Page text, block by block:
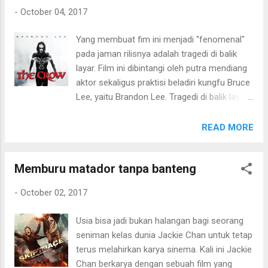
membuat penasaran seperti apa film ini.
Movielitas. Dikisahkan awal mula misi cerita
adalah ketika Superman tidak bisa lagi
terbang. Lalu muncul para pengganti
Superman. Yang membuat bingung adalah
misi para pengganti Superman dan musuh
menghadapi Joker, tapi ternyata bukan.
Moone. Jika disimak, kekuatan El Diablo
dengan tangan apinya, sepertinya suda...
- October 04, 2017
Yang membuat fim ini menjadi "fenomenal"
pada jaman rilisnya adalah tragedi di balik
layar. Film ini dibintangi oleh putra mendiang
aktor sekaligus praktisi beladiri kungfu Bruce
Lee, yaitu Brandon Lee. Tragedi di balik layar
mengakibatkan Brandon Lee meninggal
di permulaan film. Di luar penggunaan stunt-
Eric Draven yang "ditinggalkan" oleh Brandon,
dikatakan tidak "seberat" pada film Fast &
Furious yang juga tertimpa tragedi di balik
layarnya. Aktor utama dalam film tersebut
READ MORE
Memburu matador tanpa banteng
- October 02, 2017
Usia bisa jadi bukan halangan bagi seorang
seniman kelas dunia Jackie Chan untuk tetap
terus melahirkan karya sinema. Kali ini Jackie
Chan berkarya dengan sebuah film yang